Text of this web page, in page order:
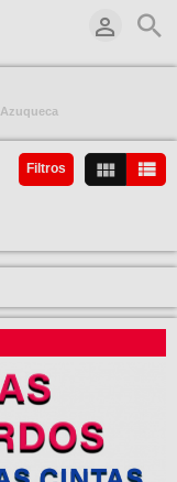
Azuqueca
Filtros